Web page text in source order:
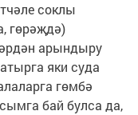
соклы
гөрәҗдә)
арындыру
яки суда
гөмбә
бай булса да,